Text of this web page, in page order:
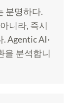
분명하다.
니라, 즉시
Agentic AI·
을 분석합니